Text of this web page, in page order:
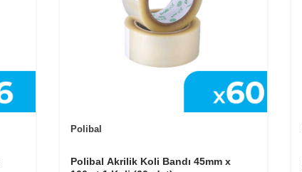
Polibal
Polibal Akrilik Koli Bandı 45mm x